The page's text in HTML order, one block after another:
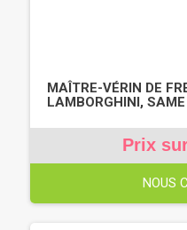
MAÎTRE-VÉRIN DE
LAMBORGHINI,
Prix
NOUS